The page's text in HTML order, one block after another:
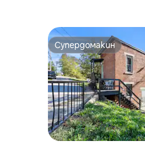
Супердомакин
Супердомакин